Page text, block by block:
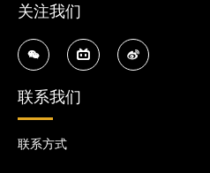
关注我们
联系我们
联系方式